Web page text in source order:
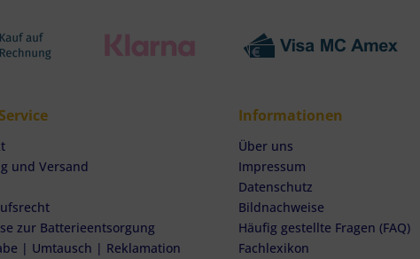
und Versand
zur Batterieentsorgung
| Umtausch | Reklamation
Informationen
Über uns
Impressum
Datenschutz
Bildnachweise
Häufig gestellte Fragen (FAQ)
Fachlexikon